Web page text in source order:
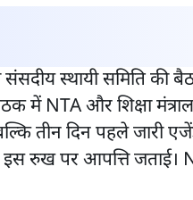
स्थायी समिति की
में NTA और शिक्षा
तीन दिन पहले जारी
इस रुख पर आपत्ति